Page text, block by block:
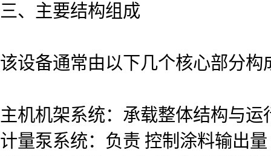
三、主要结构组成
该设备通常由以下几个核心部分构
主机机架系统：承载整体结构与运
计量泵系统：负责 控制涂料输出量